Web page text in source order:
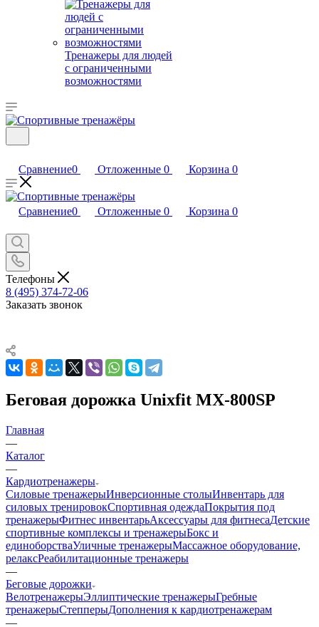
Тренажеры для людей
с ограниченными
возможностями
Сравнение0 Отложенные 0 Корзина 0
Сравнение0 Отложенные 0 Корзина 0
Телефоны
8 (495) 374-72-06
Заказать звонок
Беговая дорожка Unixfit MX-800SP
Главная
—
Каталог
—
Кардиотренажеры
Силовые тренажерыИнверсионные столыИнвентарь для
силовых тренировокСпортивная одеждаПокрытия под
тренажерыФитнес инвентарьАксессуары для фитнесаДетские
спортивные комплексы и тренажерыБокс и
единоборстваУличные тренажерыМассажное оборудование,
релаксРеабилитационные тренажеры
—
Беговые дорожки
ВелотренажерыЭллиптические тренажерыГребные
тренажерыСтепперыДополнения к кардиотренажерам
—